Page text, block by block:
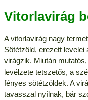
Vitorlavirág
A vitorlavirág nagy
Sötétzöld, erezett
virágzik. Miután
levélzete tetszetős, a
fényes sötétzöldek. A
tavasszal nyílnak, bár